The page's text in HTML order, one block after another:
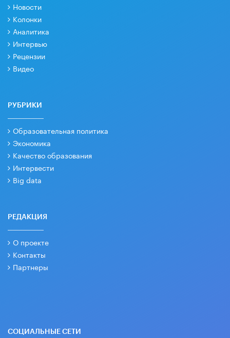
Новости
Колонки
Аналитика
Интервью
Рецензии
Видео
РУБРИКИ
Образовательная политика
Экономика
Качество образования
Интервести
Big data
РЕДАКЦИЯ
О проекте
Контакты
Партнеры
СОЦИАЛЬНЫЕ СЕТИ